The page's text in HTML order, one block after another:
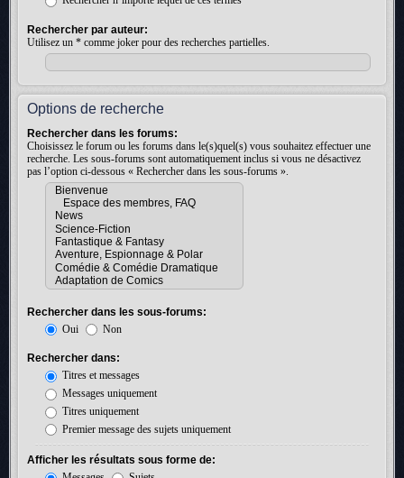
Rechercher par auteur:
Utilisez un * comme joker pour des recherches partielles.
Options de recherche
Rechercher dans les forums:
Choisissez le forum ou les forums dans le(s)quel(s) vous souhaitez effectuer une
recherche. Les sous-forums sont automatiquement inclus si vous ne désactivez
pas l’option ci-dessous « Rechercher dans les sous-forums ».
Rechercher dans les sous-forums:
Oui
Non
Rechercher dans:
Titres et messages
Messages uniquement
Titres uniquement
Premier message des sujets uniquement
Afficher les résultats sous forme de: